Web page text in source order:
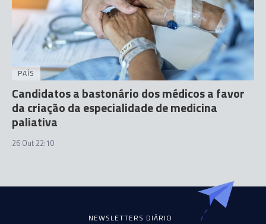
PAÍS
Candidatos a bastonário dos médicos a favor
da criação da especialidade de medicina
paliativa
26 Out 22:10
NEWSLETTERS DIÁRIO